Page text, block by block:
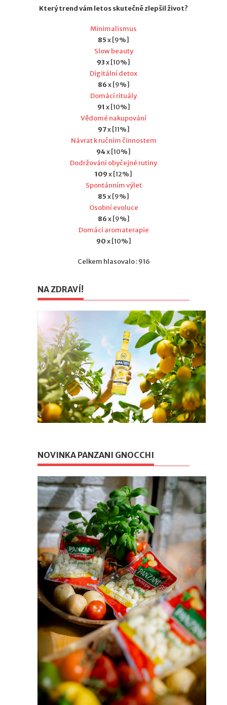
Který trend vám letos skutečně zlepšil život?
Minimalismus
85x [9%]
Slow beauty
93x [10%]
Digitální detox
86x [9%]
Domácí rituály
91 x [10%]
Vědomé nakupování
97x [11%]
Návrat k ručním činnostem
94x [10%]
Dodržování obyčejné rutiny
109x [12%]
Spontánním výlet
85x [9%]
Osobní evoluce
86x [9%]
Domácí aromaterapie
90x [10%]
Celkem hlasovalo : 916
NA ZDRAVÍ!
NOVINKA PANZANI GNOCCHI